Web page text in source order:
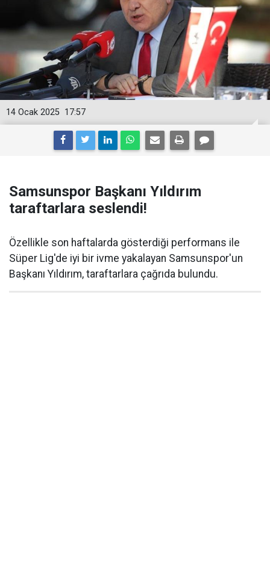
17:57
14 Ocak 2025
Samsunspor Başkanı Yıldırım
taraftarlara seslendi!
Özellikle son haftalarda gösterdiği performans ile
Süper Lig'de iyi bir ivme yakalayan Samsunspor'un
Başkanı Yıldırım, taraftarlara çağrıda bulundu.